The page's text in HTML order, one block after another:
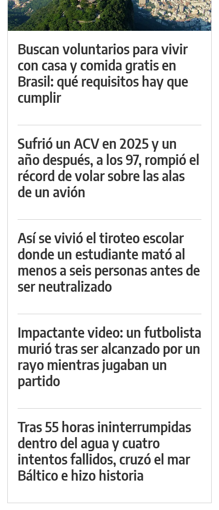
Buscan voluntarios para vivir
con casa y comida gratis en
Brasil: qué requisitos hay que
cumplir
Sufrió un ACV en 2025 y un
año después, a los 97, rompió el
récord de volar sobre las alas
de un avión
Así se vivió el tiroteo escolar
donde un estudiante mató al
menos a seis personas antes de
ser neutralizado
Impactante video: un futbolista
murió tras ser alcanzado por un
rayo mientras jugaban un
partido
Tras 55 horas ininterrumpidas
dentro del agua y cuatro
intentos fallidos, cruzó el mar
Báltico e hizo historia